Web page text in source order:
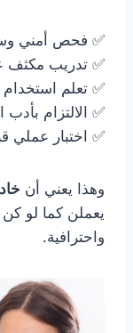
✅ فحص أمني
✅ تدريب مكثف
✅ تعلم
✅ الالتزام
✅ اختبار عملي
وهذا يعني أن
يعملن كما لو
واحترافية.